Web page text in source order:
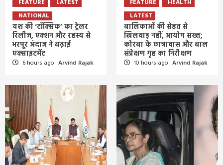
FEATURE
LATEST
NATIONAL
यश की ‘टॉक्सिक’ का ट्रेलर
रिलीज, एक्शन और रहस्य से
भरपूर अंदाज ने बढ़ाई
एक्साइटमेंट
6 hours ago Arvind Rajak
FEATURE
HEALTH
LATEST
बालिकाओं की सेहत से
खिलवाड़ नहीं, आयोग सख्त;
कोरबा के छात्रावास और बाल
संप्रेक्षण गृह का निरीक्षण
10 hours ago Arvind Rajak